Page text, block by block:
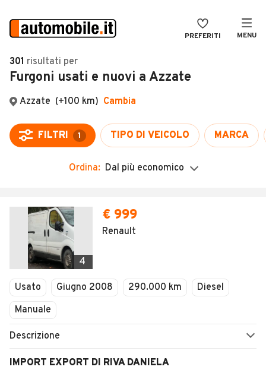
PREFERITI MENU
Auto
Auto usate
Auto Km 0
Auto Nuove
Noleggio a lungo termine
Camper
Veicoli Commerciali
Concessionari
VENDI
MAGAZINE
ACCEDI
301 risultati per
Furgoni usati e nuovi a Azzate
Ordina: Dal più economico
4
€ 999
Renault
Usato Giugno 2008 290.000 km
Diesel
Manuale
Descrizione
IMPORT EXPORT DI RIVA DANIELA